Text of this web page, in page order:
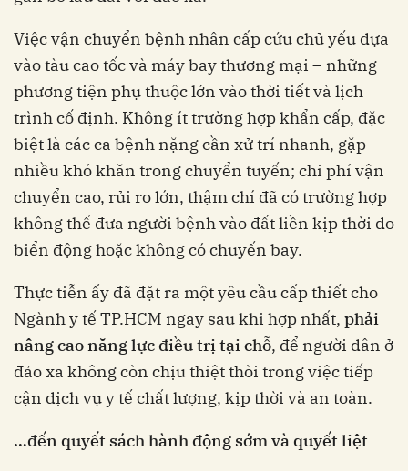
Việc vận chuyển bệnh nhân cấp cứu chủ yếu dựa
vào tàu cao tốc và máy bay thương mại – những
phương tiện phụ thuộc lớn vào thời tiết và lịch
trình cố định. Không ít trường hợp khẩn cấp, đặc
biệt là các ca bệnh nặng cần xử trí nhanh, gặp
nhiều khó khăn trong chuyển tuyến; chi phí vận
chuyển cao, rủi ro lớn, thậm chí đã có trường hợp
không thể đưa người bệnh vào đất liền kịp thời do
biển động hoặc không có chuyến bay.
Thực tiễn ấy đã đặt ra một yêu cầu cấp thiết cho
Ngành y tế TP.HCM ngay sau khi hợp nhất, phải
nâng cao năng lực điều trị tại chỗ, để người dân ở
đảo xa không còn chịu thiệt thòi trong việc tiếp
cận dịch vụ y tế chất lượng, kịp thời và an toàn.
…đến quyết sách hành động sớm và quyết liệt